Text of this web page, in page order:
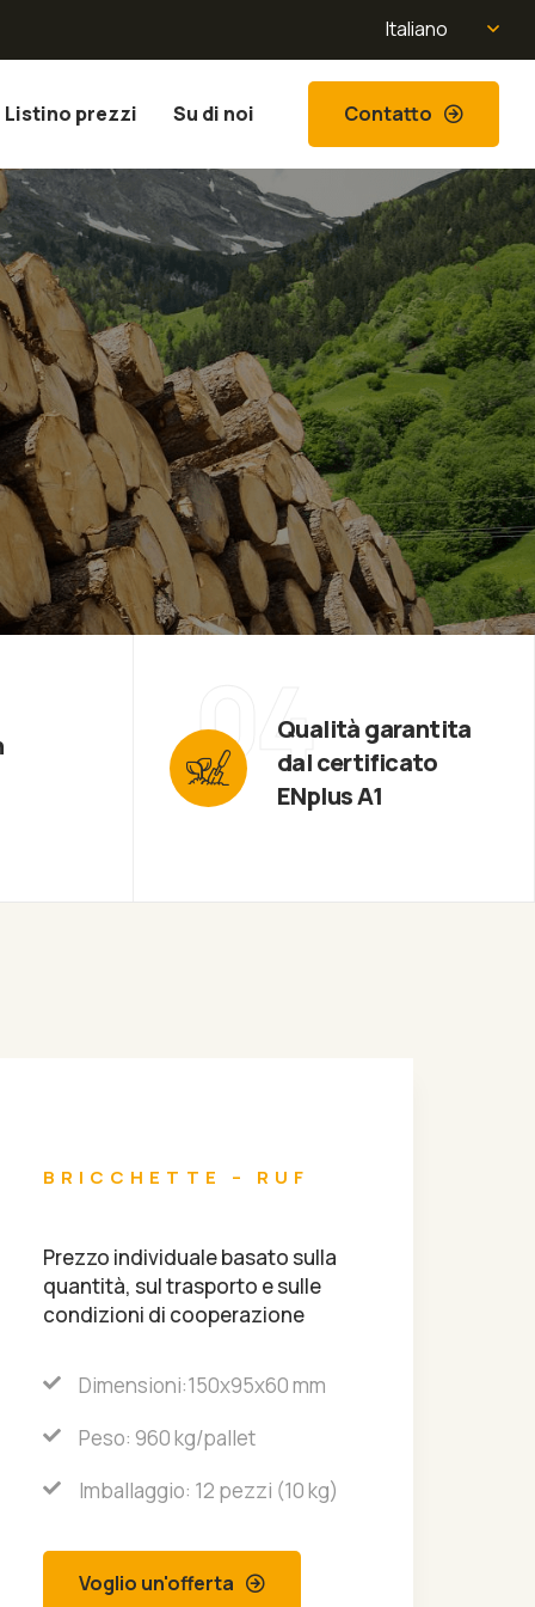
Italiano
Listino prezzi Su di noi Contatto
04Qualità garantita
dal certificato
ENplus A1
BRICCHETTE – RUF
Prezzo individuale basato sulla
quantità, sul trasporto e sulle
condizioni di cooperazione
Dimensioni:150x95x60 mm
Peso: 960 kg/pallet
Imballaggio: 12 pezzi (10 kg)
Voglio un'offerta